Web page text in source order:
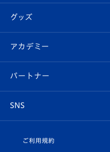
チケット
イベント
メディア
ホームタウン
スタッフプロフィール
マスコット紹介
はじめての観戦ガイド
Revive Team
ヴィヴィくんの長崎おもて
フォトギャラリー
スタジアムグルメ
チケット
V-LOVERS（ファンクラブ
プレイヤーズスイート
グッズ
オンラインショップ
店舗情報
アカデミー
育成からのお知らせ
U-18
パートナー
SNS
ご利用規約